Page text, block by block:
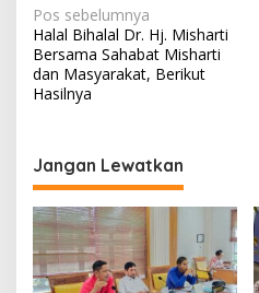
N
a
v
i
a
s
i
p
Pos sebelumnya
Halal Bihalal Dr. Hj. Misharti
Bersama Sahabat Misharti
dan Masyarakat, Berikut
Hasilnya
Jangan Lewatkan